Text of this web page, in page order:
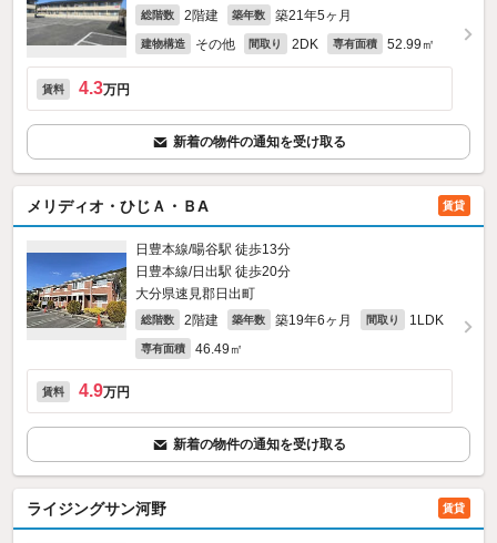
総階数 2階建 築年数 築21年5ヶ月
建物構造 その他 間取り 2DK 専有面積 52.99㎡
賃料 4.3万円
新着の物件の通知を受け取る
メリディオ・ひじＡ・ＢA 賃貸
日豊本線/暘谷駅 徒歩13分
日豊本線/日出駅 徒歩20分
大分県速見郡日出町
総階数 2階建 築年数 築19年6ヶ月 間取り 1LDK
専有面積 46.49㎡
賃料 4.9万円
新着の物件の通知を受け取る
ライジングサン河野 賃貸